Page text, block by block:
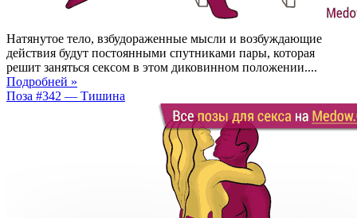
Натянутое тело, взбудораженные мысли и возбуждающие
действия будут постоянными спутниками пары, которая
решит заняться сексом в этом диковинном положении....
Подробней »
Поза #342 — Тишина